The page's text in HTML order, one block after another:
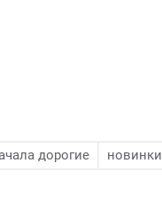
дорогие новинки